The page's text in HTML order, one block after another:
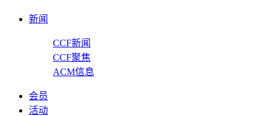
新闻
CCF新闻
CCF聚焦
ACM信息
会员
活动